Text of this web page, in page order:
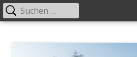
Primäres
Suchen
nach: